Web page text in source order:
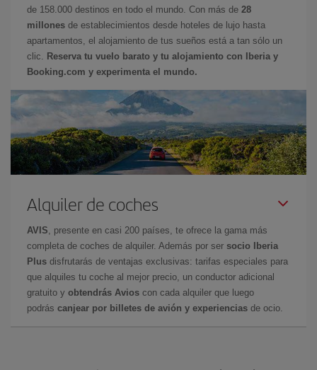
de 158.000 destinos en todo el mundo. Con más de 28
millones de establecimientos desde hoteles de lujo hasta
apartamentos, el alojamiento de tus sueños está a tan sólo un
clic.
Reserva tu vuelo barato y tu alojamiento con Iberia y
Booking.com y experimenta el mundo.
Alquiler de coches
AVIS , presente en casi 200 países, te ofrece la gama más
completa de coches de alquiler. Además por ser socio Iberia
Plus disfrutarás de ventajas exclusivas: tarifas especiales para
que alquiles tu coche al mejor precio, un conductor adicional
gratuito y obtendrás Avios con cada alquiler que luego
podrás canjear por billetes de avión y experiencias de ocio.